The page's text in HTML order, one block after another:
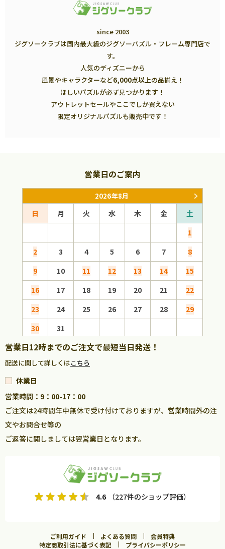
since 2003
ジグソークラブは国内最大級のジグソーパズル・フレーム専門店で
す。
人気のディズニーから
風景やキャラクターなど6,000点以上の品揃え！
ほしいパズルが必ず見つかります！
アウトレットセールやここでしか買えない
限定オリジナルパズルも販売中です！
営業日のご案内
2026年8月
日 月 火 水 木 金
土
1
2
3 4 5 6 7
8
9
10 11 12 13 14
15
16
17 18 19 20 21
22
23
24 25 26 27 28
29
30
31
営業日12時までのご注文で最短当日発送！
配送に関して詳しくはこちら
休業日
営業時間：9：00-17：00
ご注文は24時間年中無休で受け付けておりますが、営業時間外の注
文やお問合せ等の
ご返答に関しましては翌営業日となります。
4.6 （227件のショップ評価）
ご利用ガイド よくある質問
会員特典
特定商取引法に基づく表記
プライバシーポリシー